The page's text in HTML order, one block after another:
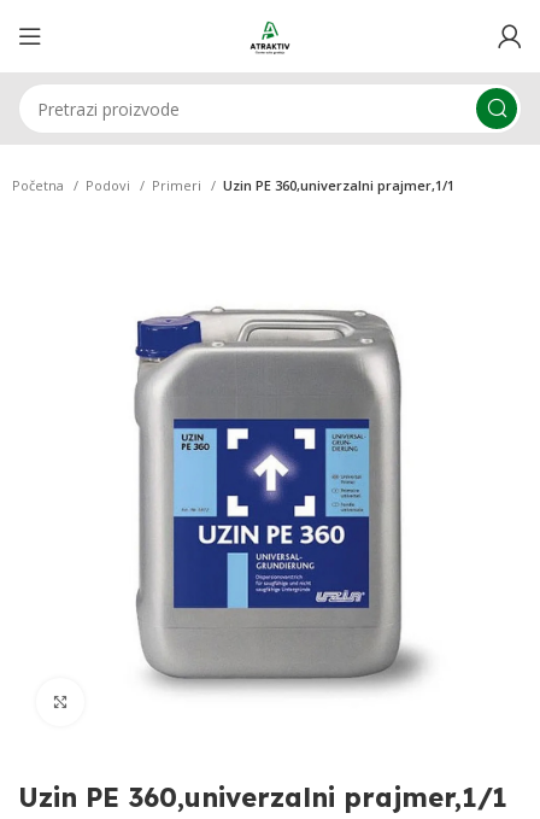
Početna Podovi Primeri Uzin PE 360,univerzalni prajmer,1/1
Uzin PE 360,univerzalni prajmer,1/1